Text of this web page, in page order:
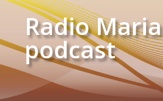
Radio Maria
podcast